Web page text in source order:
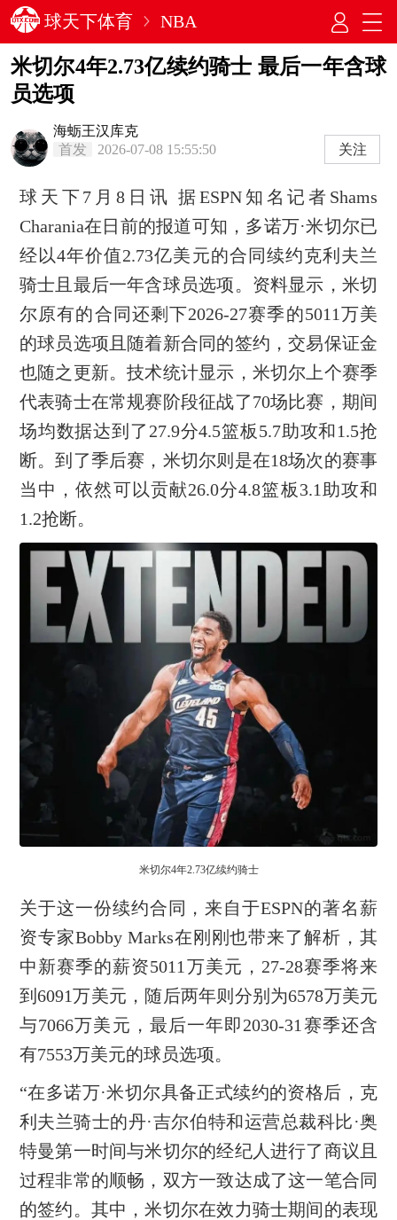
球天下体育 NBA
米切尔4年2.73亿续约骑士 最后一年含球
员选项
海蛎王汉库克
首发
2026-07-08 15:55:50 关注
球天下7月8日讯 据ESPN知名记者Shams
Charania在日前的报道可知，多诺万·米切尔已
经以4年价值2.73亿美元的合同续约克利夫兰
骑士且最后一年含球员选项。资料显示，米切
尔原有的合同还剩下2026-27赛季的5011万美
的球员选项且随着新合同的签约，交易保证金
也随之更新。技术统计显示，米切尔上个赛季
代表骑士在常规赛阶段征战了70场比赛，期间
场均数据达到了27.9分4.5篮板5.7助攻和1.5抢
断。到了季后赛，米切尔则是在18场次的赛事
当中，依然可以贡献26.0分4.8篮板3.1助攻和
1.2抢断。
米切尔4年2.73亿续约骑士
关于这一份续约合同，来自于ESPN的著名薪
资专家Bobby Marks在刚刚也带来了解析，其
中新赛季的薪资5011万美元，27-28赛季将来
到6091万美元，随后两年则分别为6578万美元
与7066万美元，最后一年即2030-31赛季还含
有7553万美元的球员选项。
“在多诺万·米切尔具备正式续约的资格后，克
利夫兰骑士的丹·吉尔伯特和运营总裁科比·奥
特曼第一时间与米切尔的经纪人进行了商议且
过程非常的顺畅，双方一致达成了这一笔合同
的签约。其中，米切尔在效力骑士期间的表现